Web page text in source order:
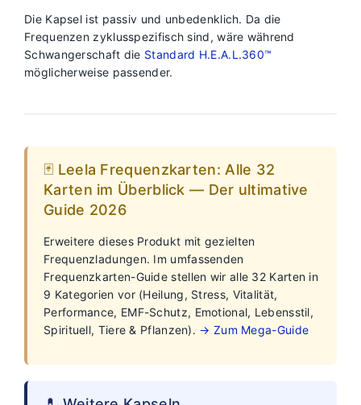
Die Kapsel ist passiv und unbedenklich. Da die
Frequenzen zyklusspezifisch sind, wäre während
Schwangerschaft die Standard H.E.A.L.360™
möglicherweise passender.
🃏 Leela Frequenzkarten: Alle 32
Karten im Überblick — Der ultimative
Guide 2026
Erweitere dieses Produkt mit gezielten
Frequenzladungen. Im umfassenden
Frequenzkarten-Guide stellen wir alle 32 Karten in
9 Kategorien vor (Heilung, Stress, Vitalität,
Performance, EMF-Schutz, Emotional, Lebensstil,
Spirituell, Tiere & Pflanzen). → Zum Mega-Guide